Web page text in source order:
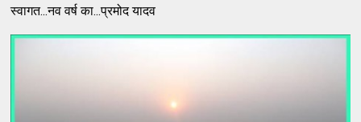
स्वागत...नव वर्ष का...प्रमोद यादव